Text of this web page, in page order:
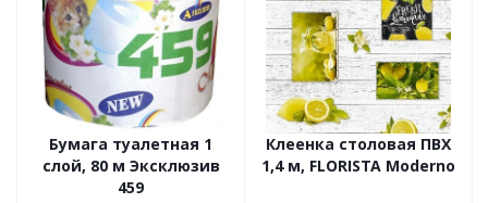
Бумага туалетная 1
слой, 80 м Эксклюзив
459
Клеенка столовая ПВХ
1,4 м, FLORISTA Moderno